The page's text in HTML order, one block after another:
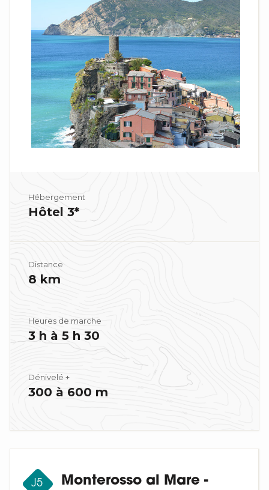
Hébergement
Hôtel 3*
Distance
8 km
Heures de marche
3 h à 5 h 30
Dénivelé +
300 à 600 m
J5
Monterosso al Mare -